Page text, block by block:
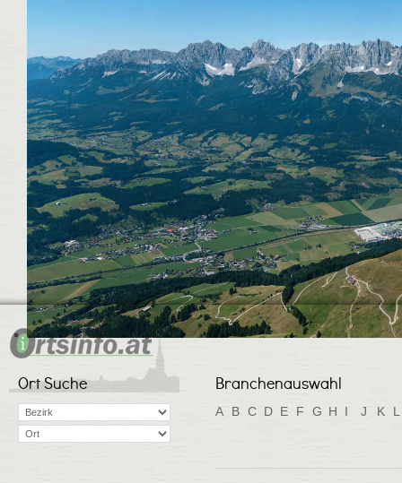
Ort Suche Branchenauswahl
A B C D E F G H I J K L